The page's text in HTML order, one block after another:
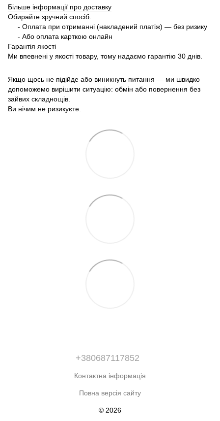
Більше інформації про доставку
Обирайте зручний спосіб:
- Оплата при отриманні (накладений платіж) — без ризику
- Або оплата карткою онлайн
Гарантія якості
Ми впевнені у якості товару, тому надаємо гарантію 30 днів.
Якщо щось не підійде або виникнуть питання — ми швидко
допоможемо вирішити ситуацію: обмін або повернення без
зайвих складнощів.
Ви нічим не ризикуєте.
+380687117852
Контактна інформація
Повна версія сайту
© 2026